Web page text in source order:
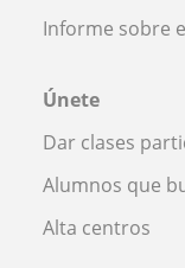
Informe sobre
Únete
Dar clases
Alumnos que
Alta centros